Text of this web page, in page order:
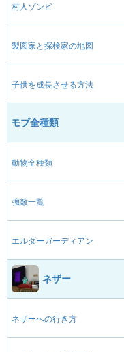
村人ゾンビ
製図家と探検家の地図
子供を成長させる方法
モブ全種類
動物全種類
強敵一覧
エルダーガーディアン
ネザー
ネザーへの行き方